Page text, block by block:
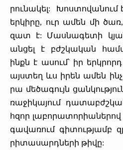
րու­նա­կել: ­Խոս­տո­վա­նում
եր­կի­րը, ուր ա­մեն մի
զատ է: ­Մաս­նա­գե­տի
ան­ցել է բժշկա­կան
ինքն է ա­սում՝ իր
այս­տեղ ևս­ ի­րեն ա­մեն
րա մե­ծա­գույն
ռա­ջի­կա­յում
հզոր
գա­վա­ռում գի­տութ­յամբ
րի­տա­սարդ­նե­րի թի­վը: